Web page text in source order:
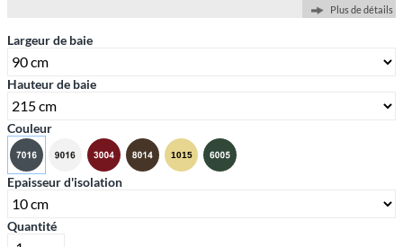
Plus de détails
Largeur de baie
Hauteur de baie
Couleur
Epaisseur d'isolation
Quantité